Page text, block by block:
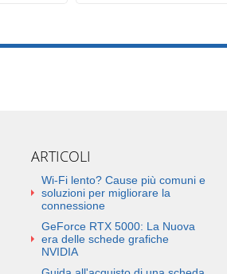
ARTICOLI
Wi-Fi lento? Cause più comuni e
soluzioni per migliorare la
connessione
GeForce RTX 5000: La Nuova
era delle schede grafiche
NVIDIA